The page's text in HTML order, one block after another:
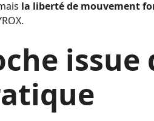
la liberté de mouvement